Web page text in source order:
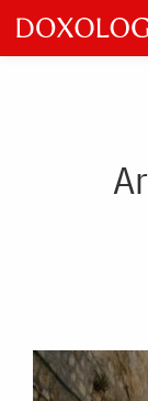
Skip
to
main